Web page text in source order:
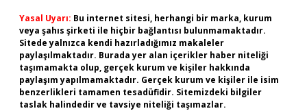
Yasal Uyarı: Bu internet sitesi, herhangi bir marka, kurum
veya şahıs şirketi ile hiçbir bağlantısı bulunmamaktadır.
Sitede yalnızca kendi hazırladığımız makaleler
paylaşılmaktadır. Burada yer alan içerikler haber niteliği
taşımamakta olup, gerçek kurum ve kişiler hakkında
paylaşım yapılmamaktadır. Gerçek kurum ve kişiler ile isim
benzerlikleri tamamen tesadüfidir. Sitemizdeki bilgiler
taslak halindedir ve tavsiye niteliği taşımazlar.